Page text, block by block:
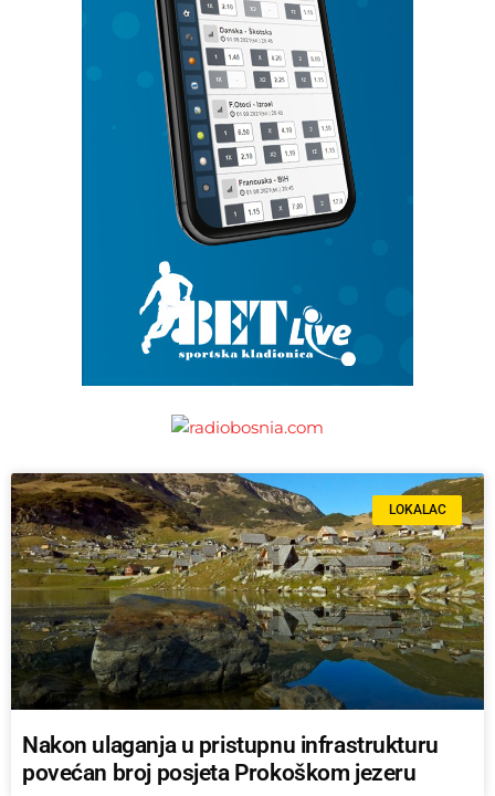
LOKALAC
Nakon ulaganja u pristupnu infrastrukturu
povećan broj posjeta Prokoškom jezeru